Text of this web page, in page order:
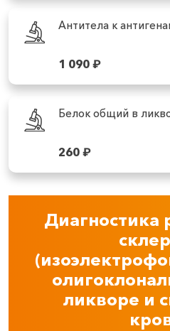
Антитела к
1 090₽
Белок общий в
260₽
Диагностика
ликворе и